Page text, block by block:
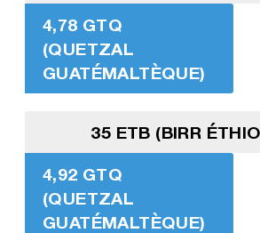
4,78 GTQ
(QUETZAL
GUATÉMALTÈQUE)
35 ETB (BIRR
4,92 GTQ
(QUETZAL
GUATÉMALTÈQUE)